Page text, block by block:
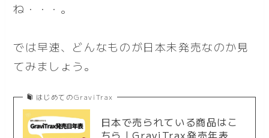
ね・・・。
では早速、どんなものが日本未発売なのか見
てみましょう。
はじめてのGraviTrax
日本で売られている商品はこ
ちら｜GraviTrax発売年表